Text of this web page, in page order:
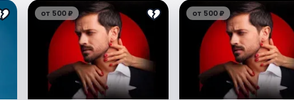
от 500 ₽ от 500 ₽